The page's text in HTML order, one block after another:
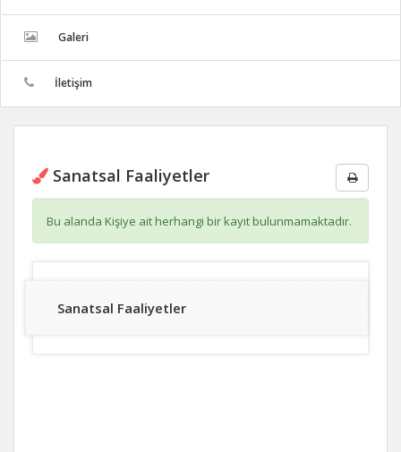
Galeri
İletişim
Sanatsal Faaliyetler
Bu alanda Kişiye ait herhangi bir kayıt bulunmamaktadır.
Sanatsal Faaliyetler